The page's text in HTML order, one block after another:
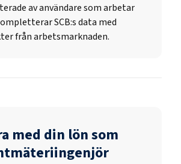
av användare som arbetar
SCB:s data med
från arbetsmarknaden.
med din lön som